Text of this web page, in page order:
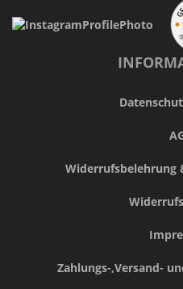
Widerrufsbelehrung
Zahlungs-,Versand-